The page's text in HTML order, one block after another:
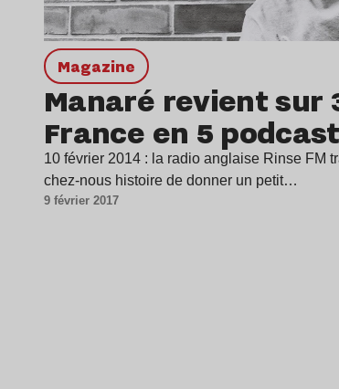
magazine
Manaré revient sur
France en 5
10 février 2014 : la radio anglaise Rinse FM
chez-nous histoire de donner un petit…
9 février 2017